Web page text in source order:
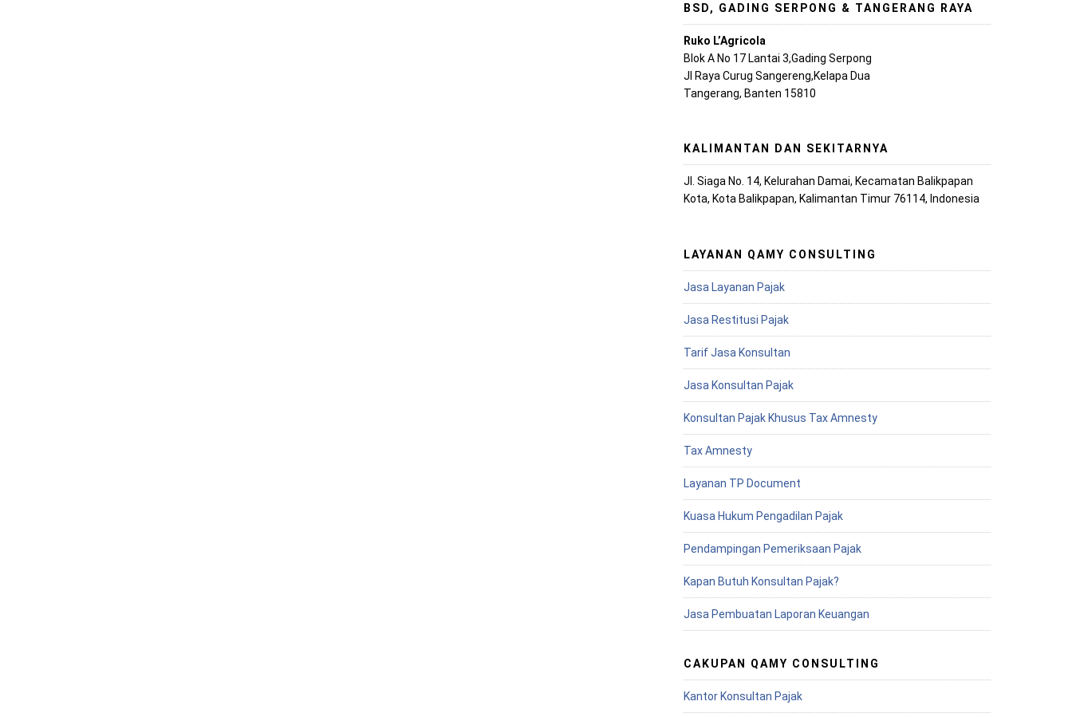
BSD, GADING SERPONG & TANGERANG RAYA
Ruko L’Agricola
Blok A No 17 Lantai 3,Gading Serpong
Jl Raya Curug Sangereng,Kelapa Dua
Tangerang, Banten 15810
KALIMANTAN DAN SEKITARNYA
Jl. Siaga No. 14, Kelurahan Damai, Kecamatan Balikpapan
Kota, Kota Balikpapan, Kalimantan Timur 76114, Indonesia
LAYANAN QAMY CONSULTING
Jasa Layanan Pajak
Jasa Restitusi Pajak
Tarif Jasa Konsultan
Jasa Konsultan Pajak
Konsultan Pajak Khusus Tax Amnesty
Tax Amnesty
Layanan TP Document
Kuasa Hukum Pengadilan Pajak
Pendampingan Pemeriksaan Pajak
Kapan Butuh Konsultan Pajak?
Jasa Pembuatan Laporan Keuangan
CAKUPAN QAMY CONSULTING
Kantor Konsultan Pajak